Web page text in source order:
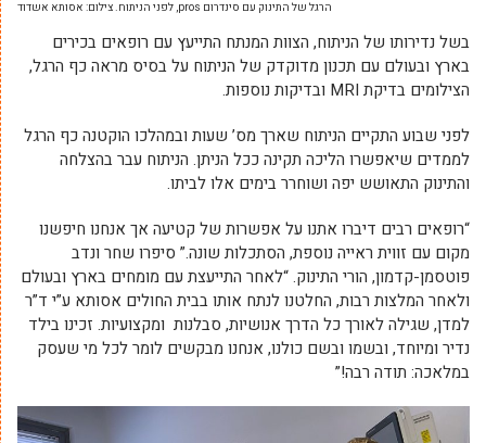
הרגל של התינוק עם סינדרום pros, לפני הניתוח. צילום: אסותא אשדוד
בשל נדירותו של הניתוח, הצוות המנתח התייעץ עם רופאים בכירים
בארץ ובעולם עם תכנון מדוקדק של הניתוח על בסיס מראה כף הרגל,
הצילומים בדיקת MRI ובדיקות נוספות.
לפני שבוע התקיים הניתוח שארך מס’ שעות ובמהלכו הוקטנה כף הרגל
לממדים שיאפשרו הליכה תקינה ככל הניתן. הניתוח עבר בהצלחה
והתינוק התאושש יפה ושוחרר בימים אלו לביתו.
“רופאים רבים דיברו אתנו על אפשרות של קטיעה אך אנחנו חיפשנו
מקום עם זווית ראייה נוספת, הסתכלות שונה.” סיפרו שחר ונדב
פוטסמן-קדמון, הורי התינוק. “לאחר התייעצת עם מומחים בארץ ובעולם
ולאחר המלצות רבות, החלטנו לנתח אותו בבית החולים אסותא ע”י ד”ר
למדן, שגילה לאורך כל הדרך אנושיות, סבלנות ומקצועיות. זכינו בילד
נדיר ומיוחד, ובשמו ובשם כולנו, אנחנו מבקשים לומר לכל מי שעסק
במלאכה: תודה רבה!”